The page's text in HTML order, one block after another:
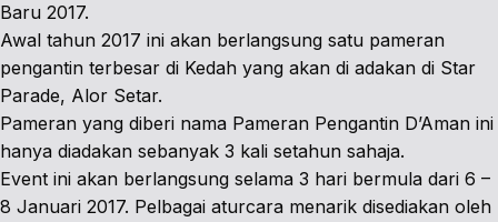
Baru 2017.
Awal tahun 2017 ini akan berlangsung satu pameran
pengantin terbesar di Kedah yang akan di adakan di Star
Parade, Alor Setar.
Pameran yang diberi nama Pameran Pengantin D’Aman ini
hanya diadakan sebanyak 3 kali setahun sahaja.
Event ini akan berlangsung selama 3 hari bermula dari 6 –
8 Januari 2017. Pelbagai aturcara menarik disediakan oleh